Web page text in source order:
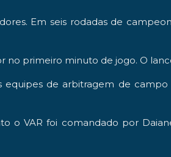
Em seis rodadas de
no primeiro minuto de jogo. O
equipes de arbitragem de
o VAR foi comandado por